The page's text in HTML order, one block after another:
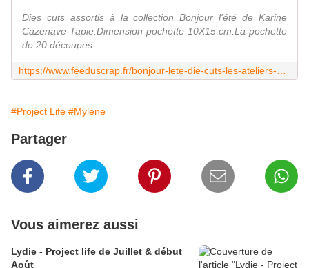
Dies cuts assortis à la collection Bonjour l'été de Karine
Cazenave-Tapie.Dimension pochette 10X15 cm.La pochette
de 20 découpes :
#Project Life #Mylène
Partager
Vous aimerez aussi
Lydie - Project life de Juillet & début
Août